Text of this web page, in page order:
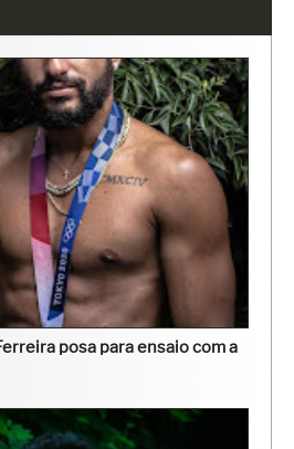
posa para ensaio com a